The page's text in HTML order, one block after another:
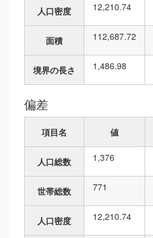
人口密度 12,210.74
面積 112,687.72
境界の長さ 1,486.98
偏差
項目名 値
人口総数 1,376
世帯総数 771
人口密度 12,210.74